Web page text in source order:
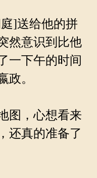
]送给他的拼
然意识到比他
一下午的时间
政。
图，心想看来
还真的准备了